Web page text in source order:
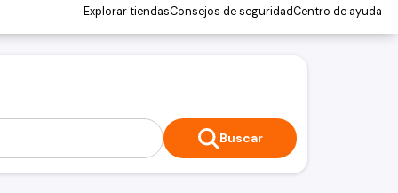
Explorar tiendasConsejos de seguridadCentro de ayuda
Buscar